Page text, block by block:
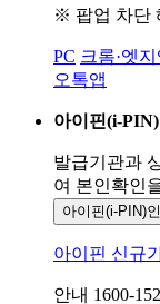
※ 팝업 차단
PC 크롬·엣지
오톡앱
아이핀(i-PIN)
발급기관과
여 본인확인
아이핀(i-PIN)
아이핀 신규
안내 1600-